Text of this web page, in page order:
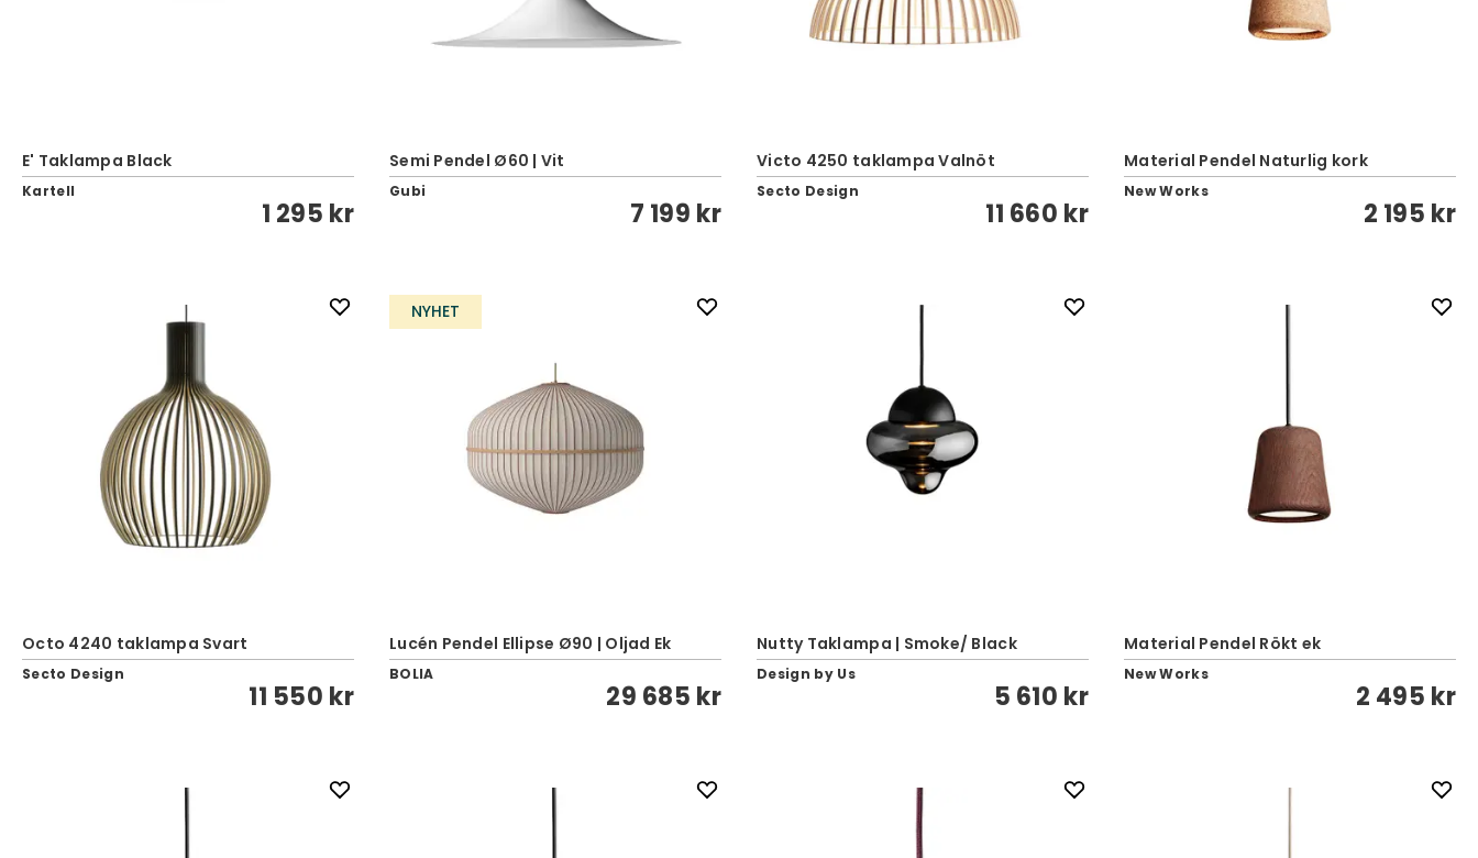
E' Taklampa Black
Kartell
1 295 kr
Semi Pendel Ø60 | Vit
Gubi
7 199 kr
Victo 4250 taklampa Valnöt
Secto Design
11 660 kr
Material Pendel Naturlig kork
New Works
2 195 kr
Octo 4240 taklampa Svart
Secto Design
11 550 kr
NYHET
Lucén Pendel Ellipse Ø90 | Oljad Ek
BOLIA
29 685 kr
Nutty Taklampa | Smoke/ Black
Design by Us
5 610 kr
Material Pendel Rökt ek
New Works
2 495 kr